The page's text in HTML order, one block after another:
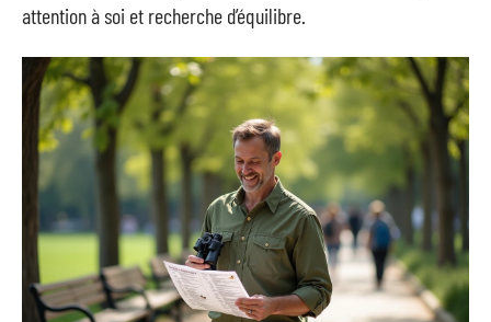
attention à soi et recherche d’équilibre.